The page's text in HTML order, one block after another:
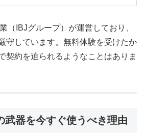
（IBJグループ）が運営しており、
守しています。無料体験を受けたか
契約を迫られるようなことはありま
武器を今すぐ使うべき理由